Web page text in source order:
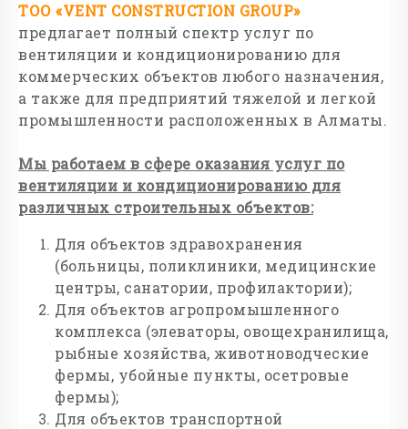
ТОО «VENT CONSTRUCTION GROUP»
предлагает полный спектр услуг по
вентиляции и кондиционированию для
коммерческих объектов любого назначения,
а также для предприятий тяжелой и легкой
промышленности расположенных в Алматы.
Мы работаем в сфере оказания услуг по
вентиляции и кондиционированию для
различных строительных объектов:
Для объектов здравохранения
(больницы, поликлиники, медицинские
центры, санатории, профилактории);
Для объектов агропромышленного
комплекса (элеваторы, овощехранилища,
рыбные хозяйства, животноводческие
фермы, убойные пункты, осетровые
фермы);
Для объектов транспортной